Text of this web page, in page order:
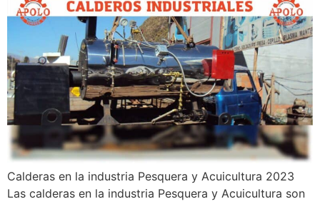
Calderas en la industria Pesquera y Acuicultura 2023
Las calderas en la industria Pesquera y Acuicultura son